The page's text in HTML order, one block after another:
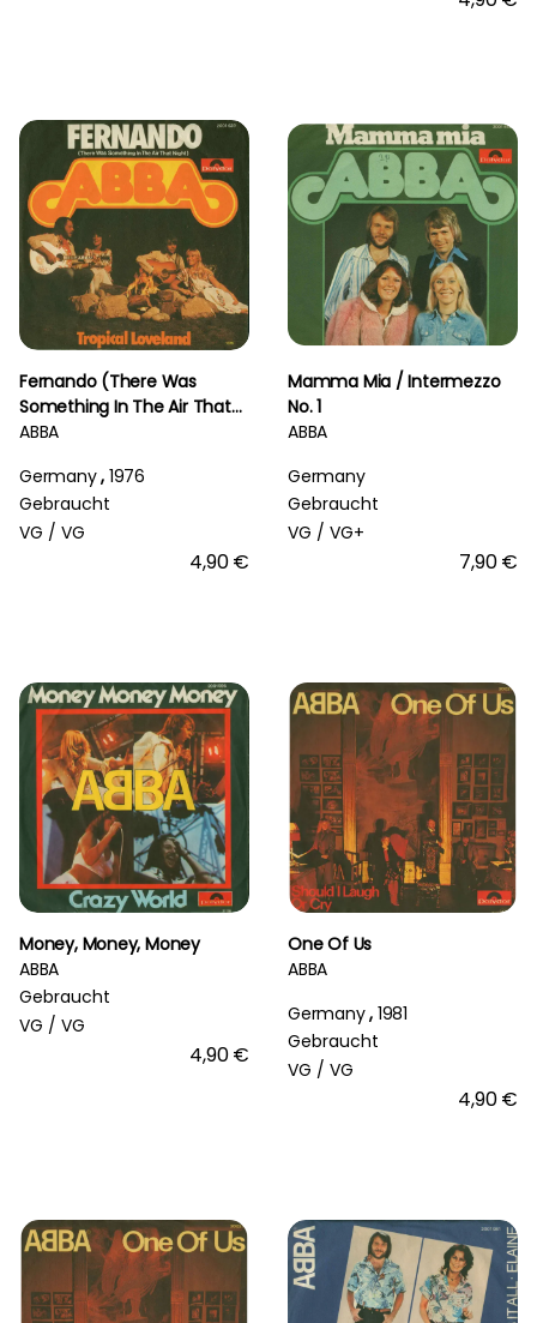
Fernando (There Was
Something In The Air That
Night)
ABBA
Germany, 1976
Gebraucht
VG / VG
4,90 €
Mamma Mia / Intermezzo
No. 1
ABBA
Germany
Gebraucht
VG / VG+
7,90 €
Money, Money, Money
ABBA
Gebraucht
VG / VG
4,90 €
One Of Us
ABBA
Germany, 1981
Gebraucht
VG / VG
4,90 €